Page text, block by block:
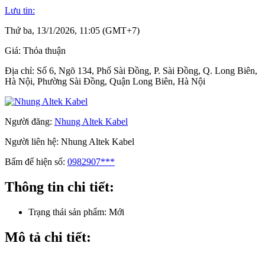
Lưu tin:
Thứ ba, 13/1/2026, 11:05 (GMT+7)
Giá: Thỏa thuận
Địa chỉ: Số 6, Ngõ 134, Phố Sài Đồng, P. Sài Đồng, Q. Long Biên,
Hà Nội, Phường Sài Đồng, Quận Long Biên, Hà Nội
Người đăng: Nhung Altek Kabel
Người liên hệ: Nhung Altek Kabel
Bấm để hiện số: 0982907***
Thông tin chi tiết:
Trạng thái sản phẩm: Mới
Mô tả chi tiết: